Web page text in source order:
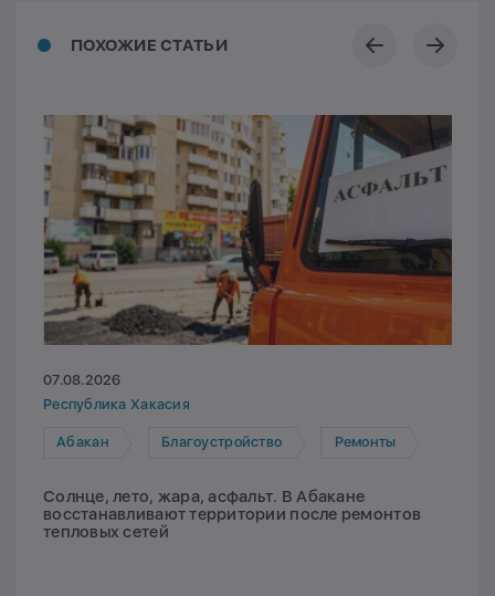
ПОХОЖИЕ СТАТЬИ
07.08.2026
Республика Хакасия
Абакан Благоустройство Ремонты
Солнце, лето, жара, асфальт. В Абакане
восстанавливают территории после ремонтов
тепловых сетей